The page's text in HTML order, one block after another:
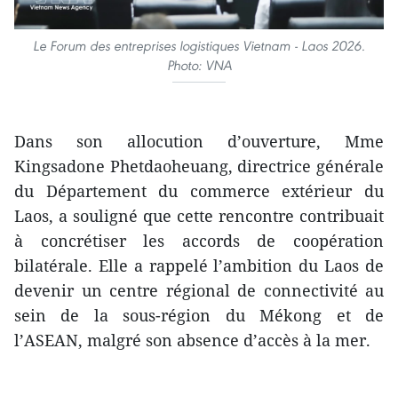
Le Forum des entreprises logistiques Vietnam - Laos 2026.
Photo: VNA
Dans son allocution d’ouverture, Mme
Kingsadone Phetdaoheuang, directrice générale
du Département du commerce extérieur du
Laos, a souligné que cette rencontre contribuait
à concrétiser les accords de coopération
bilatérale. Elle a rappelé l’ambition du Laos de
devenir un centre régional de connectivité au
sein de la sous-région du Mékong et de
l’ASEAN, malgré son absence d’accès à la mer.